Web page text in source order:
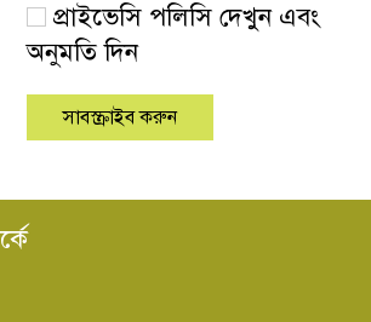
প্রাইভেসি পলিসি দেখুন এবং
অনুমতি দিন